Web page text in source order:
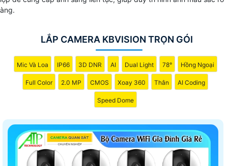
phẩm được sản xuất và nhập khẩu nguyên chiết từ Trung Quốc có nguồn
Giá Camera Kbvision Như Thế Nào
camera kbvision khá phù hợp với công trình dân dụng cửa hàng gia đình
Trụ sở chính hãng camera kbvision
Nguyễn Xí, P.26, Q. Bình Thạnh,TP. HCM
🗨️ Thương hiệu camera kbvision có chính sách chiết
khấu khá hấp dẫn so với nhiều thương hiệu khác. ngoài
camera chất lượng cao giá rẻ Hãng Kbvision còn cung
LẮP CAMERA KBVISION TRỌN GÓI
Mic Và Loa IP66 3D DNR AI Dual Light 78° Hồng Ngoại
Full Color 2.0 MP CMOS Xoay 360 Thân AI Coding
Speed Dome